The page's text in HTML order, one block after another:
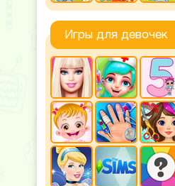
Игры для девочек